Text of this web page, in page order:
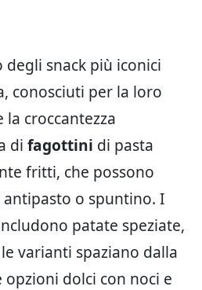
degli snack più iconici
conosciuti per la loro
croccantezza
di fagottini di pasta
fritti, che possono
antipasto o spuntino. I
patate speziate,
varianti spaziano dalla
dolci con noci e